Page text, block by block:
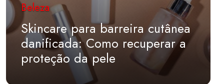
Beleza
Skincare para barreira cutânea
danificada: Como recuperar a
proteção da pele